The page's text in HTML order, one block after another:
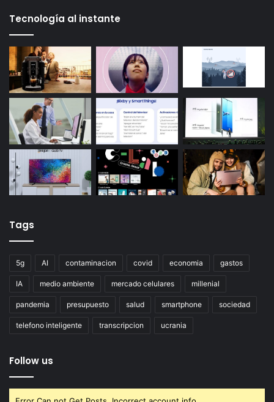
Tecnología al instante
Tags
5g AI contaminacion covid economia gastos
IA medio ambiente mercado celulares millenial
pandemia presupuesto salud smartphone sociedad
telefono inteligente transcripcion ucrania
Follow us